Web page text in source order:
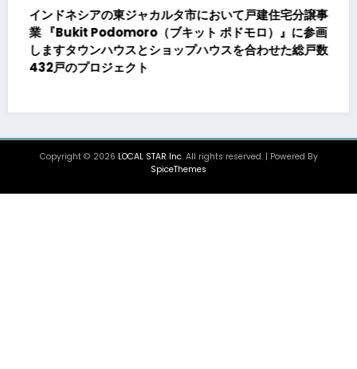
譲事
参画
戸数
センター向け発電機用エンジン軸受の生産能力増強投
を決定 ～北米顧客との生産コミットメント契約締結